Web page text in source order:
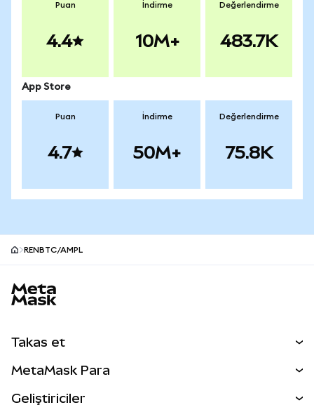
Puan
4.4
İndirme
10M+
Değerlendirme
483.7K
App Store
Puan
4.7
İndirme
50M+
Değerlendirme
75.8K
RENBTC/AMPL
Takas et
Perps
MetaMask Para
Geliştiriciler